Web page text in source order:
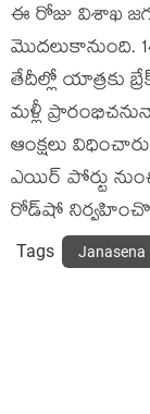
ఈ రోజు విశాఖ
మొదలుకానుంది.
తేదీల్లో యాత్రకు
మళ్లీ
ఆంక్షలు
ఎయిర్‌‌ పోర్టు
రోడ్‌షో
Tags Janasena